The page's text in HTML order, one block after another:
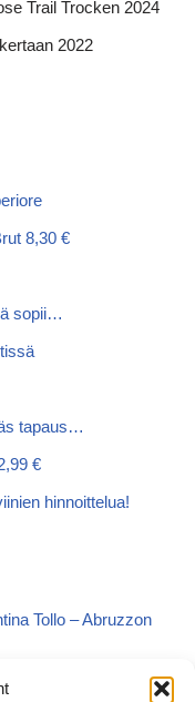
Trail Trocken 2024
2022
8,30 €
sopii…
tapaus…
€
hinnoittelua!
Tollo – Abruzzon
– Abruzzon viinien